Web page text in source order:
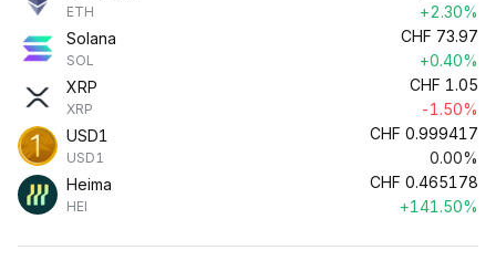
ETH
+2.30%
Solana
SOL
CHF 73.97
+0.40%
XRP
XRP
CHF 1.05
-1.50%
USD1
USD1
CHF 0.999417
0.00%
Heima
HEI
CHF 0.465178
+141.50%